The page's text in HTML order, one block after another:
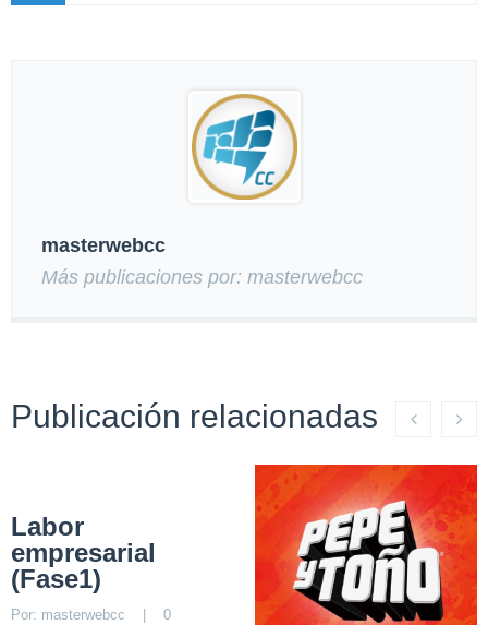
masterwebcc
Más publicaciones por: masterwebcc
Publicación relacionadas
Labor
empresarial
(Fase1)
Por: masterwebcc
0